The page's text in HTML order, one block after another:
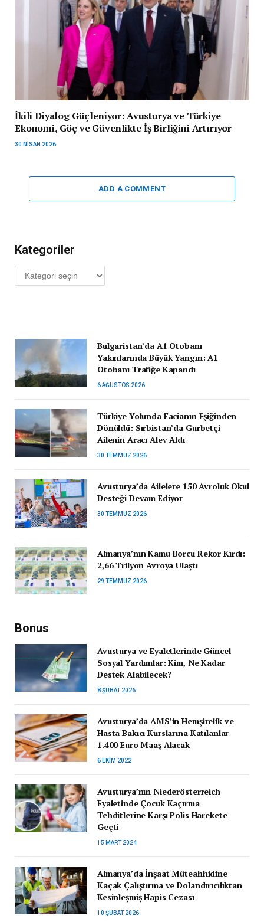
İkili Diyalog Güçleniyor: Avusturya ve Türkiye
Ekonomi, Göç ve Güvenlikte İş Birliğini Artırıyor
30 NISAN 2026
ADD A COMMENT
Kategoriler
Kategoriler
Bulgaristan’da A1 Otobanı
Yakınlarında Büyük Yangın: A1
Otobanı Trafiğe Kapandı
6 AĞUSTOS 2026
Türkiye Yolunda Facianın Eşiğinden
Dönüldü: Sırbistan’da Gurbetçi
Ailenin Aracı Alev Aldı
30 TEMMUZ 2026
Avusturya’da Ailelere 150 Avroluk Okul
Desteği Devam Ediyor
30 TEMMUZ 2026
Almanya’nın Kamu Borcu Rekor Kırdı:
2,66 Trilyon Avroya Ulaştı
29 TEMMUZ 2026
Bonus
Avusturya ve Eyaletlerinde Güncel
Sosyal Yardımlar: Kim, Ne Kadar
Destek Alabilecek?
8 ŞUBAT 2026
Avusturya’da AMS’in Hemşirelik ve
Hasta Bakıcı Kurslarına Katılanlar
1.400 Euro Maaş Alacak
6 EKIM 2022
Avusturya’nın Niederösterreich
Eyaletinde Çocuk Kaçırma
Tehditlerine Karşı Polis Harekete
Geçti
15 MART 2024
Almanya’da İnşaat Müteahhidine
Kaçak Çalıştırma ve Dolandırıcılıktan
Kesinleşmiş Hapis Cezası
10 ŞUBAT 2026